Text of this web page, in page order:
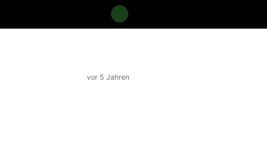
vor 5 Jahren